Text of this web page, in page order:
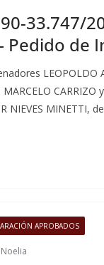
33.747/
Pedido de
LEOPOLDO
MARCELO
NIEVES MINETTI,
APROBADOS
Noelia